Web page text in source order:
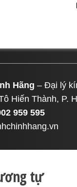
Hãng – Đại lý
Hiến Thành, P.
959 595
tự